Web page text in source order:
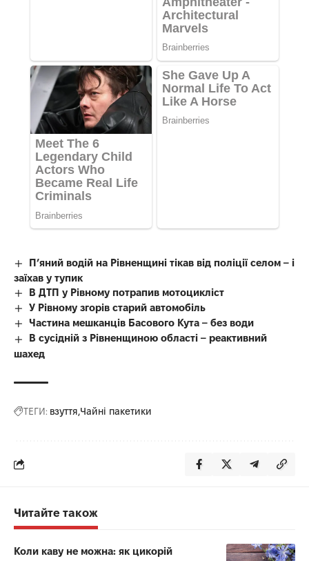
П’яний водій на Рівненщині тікав від поліції селом – і
заїхав у тупик
В ДТП у Рівному потрапив мотоцикліст
У Рівному згорів старий автомобіль
Частина мешканців Басового Кута – без води
В сусідній з Рівненщиною області – реактивний
шахед
ТЕГИ: взуття Чайні пакетики
Читайте також
Коли каву не можна: як цикорій